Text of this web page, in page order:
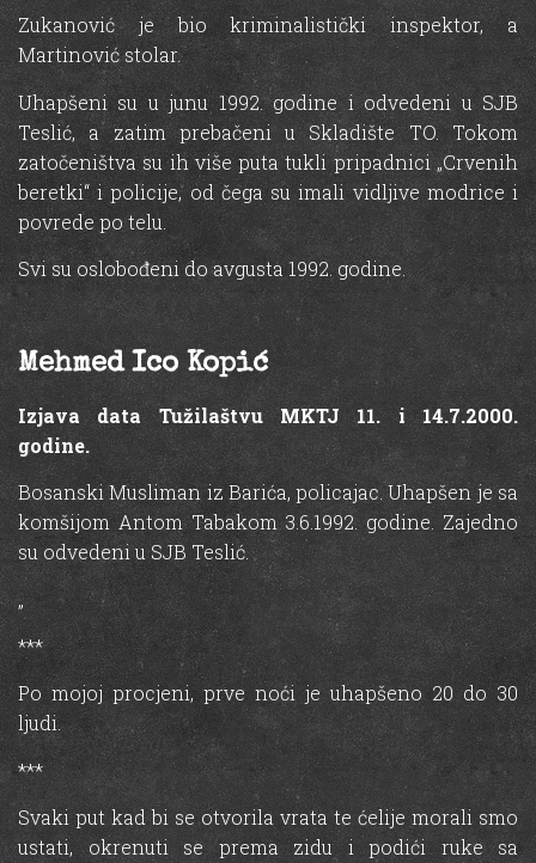
Zukanović je bio kriminalistički inspektor, a
Martinović stolar.
Uhapšeni su u junu 1992. godine i odvedeni u SJB
Teslić, a zatim prebačeni u Skladište TO. Tokom
zatočeništva su ih više puta tukli pripadnici „Crvenih
beretki“ i policije, od čega su imali vidljive modrice i
povrede po telu.
Svi su oslobođeni do avgusta 1992. godine.
Mehmed Ico Kopić
Izjava data Tužilaštvu MKTJ 11. i 14.7.2000.
godine.
Bosanski Musliman iz Barića, policajac. Uhapšen je sa
komšijom Antom Tabakom 3.6.1992. godine. Zajedno
su odvedeni u SJB Teslić.
„
***
Po mojoj procjeni, prve noći je uhapšeno 20 do 30
ljudi.
***
Svaki put kad bi se otvorila vrata te ćelije morali smo
ustati, okrenuti se prema zidu i podići ruke sa